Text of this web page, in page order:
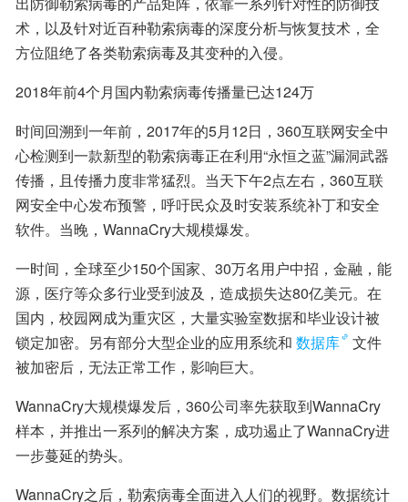
术，以及针对近百种勒索病毒的深度分析与恢复技术，全
方位阻绝了各类勒索病毒及其变种的入侵。
2018年前4个月国内勒索病毒传播量已达124万
时间回溯到一年前，2017年的5月12日，360互联网安全中
心检测到一款新型的勒索病毒正在利用“永恒之蓝”漏洞武器
传播，且传播力度非常猛烈。当天下午2点左右，360互联
网安全中心发布预警，呼吁民众及时安装系统补丁和安全
软件。当晚，WannaCry大规模爆发。
一时间，全球至少150个国家、30万名用户中招，金融，能
源，医疗等众多行业受到波及，造成损失达80亿美元。在
国内，校园网成为重灾区，大量实验室数据和毕业设计被
锁定加密。另有部分大型企业的应用系统和 数据库
文件
被加密后，无法正常工作，影响巨大。
WannaCry大规模爆发后，360公司率先获取到WannaCry
样本，并推出一系列的解决方案，成功遏止了WannaCry进
一步蔓延的势头。
WannaCry之后，勒索病毒全面进入人们的视野。数据统计